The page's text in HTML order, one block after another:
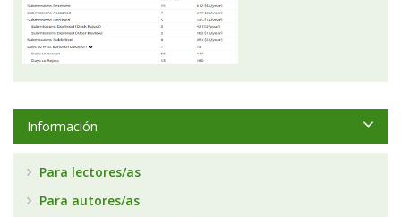
Información
Para lectores/as
Para autores/as